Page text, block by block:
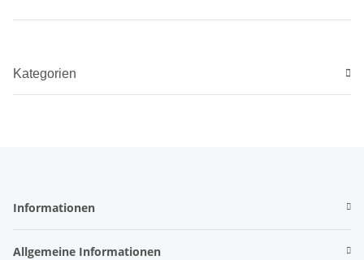
Kategorien
Informationen
Allgemeine Informationen